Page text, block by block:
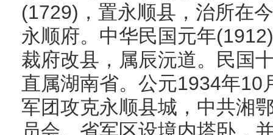
(1729)，置永顺县，治所在
永顺府。中华民国元年
裁府改县，属辰沅道。民国
直属湖南省。公元1934年10
军团攻克永顺县城，中共湘